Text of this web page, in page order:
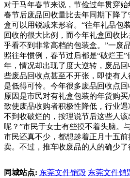
对于马年春节来说，节俭过年贯穿始
春节后废品回收量比去年同期下降
盒可以用锐减来形容。“往年礼品包
回收的很大比例，而今年礼盒回收
乎看不到非常高档的包装盒。”一
照往年惯例，春节过后都是“破烂王
年，情况却出现了度大逆转，废品
些废品回收点甚至不开张，即使有
是低得可怜。今年很多废品回收点
原因是市民对有礼盒包装的年货购买
致使废品收购者积极性降低，行
不到收破烂的，按理说节后这些人
呢？”市民于女士有些摸不着头脑。
市民还真不少，都想趁着正月十五
卖。不过，推车收废品的人的确少
同城站点: 东莞文件销毁 东莞文件销